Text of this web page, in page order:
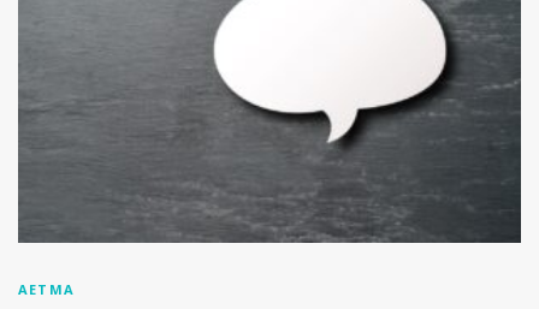
AETMA